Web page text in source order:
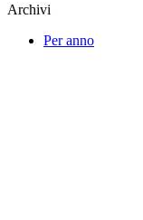
Archivi
Per anno